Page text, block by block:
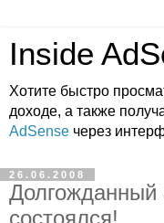
Inside
Хотите быстро
доходе, а также
AdSense через
26.06.2008
Долгожданный
состоялся!